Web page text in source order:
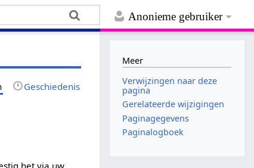
Anonieme gebruiker
Geschiedenis
Meer
Verwijzingen naar deze
pagina
Gerelateerde wijzigingen
Paginagegevens
Paginalogboek